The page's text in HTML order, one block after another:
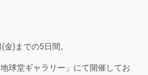
)までの5日間。
球堂ギャラリー」にて開催してお